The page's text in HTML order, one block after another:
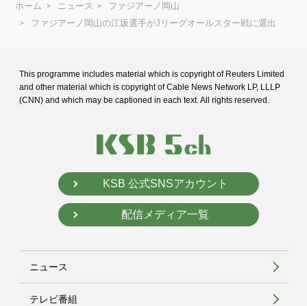
ホーム ニュース
ファジアーノ岡山
ファジアーノ岡山の江坂選手がJリーグオールスター戦に選出
This programme includes material which is copyright of Reuters Limited
and other material which is copyright of Cable News Network LP, LLLP
(CNN) and which may be captioned in each text. All rights reserved.
KSB 公式SNSアカウント
配信メディア一覧
ニュース
テレビ番組